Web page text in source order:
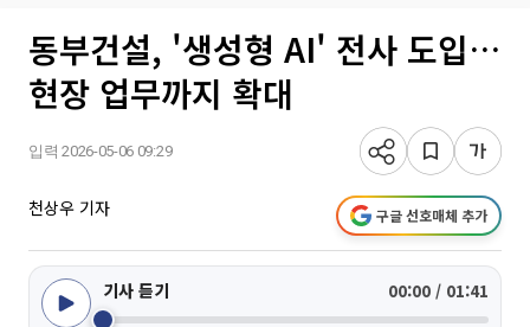
동부건설, '생성형 AI' 전사 도입…
현장 업무까지 확대
입력 2026-05-06 09:29
천상우 기자 구글 선호매체 추가
기사 듣기 00:00 / 01:41